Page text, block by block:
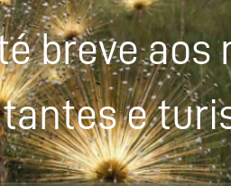
breve aos
e